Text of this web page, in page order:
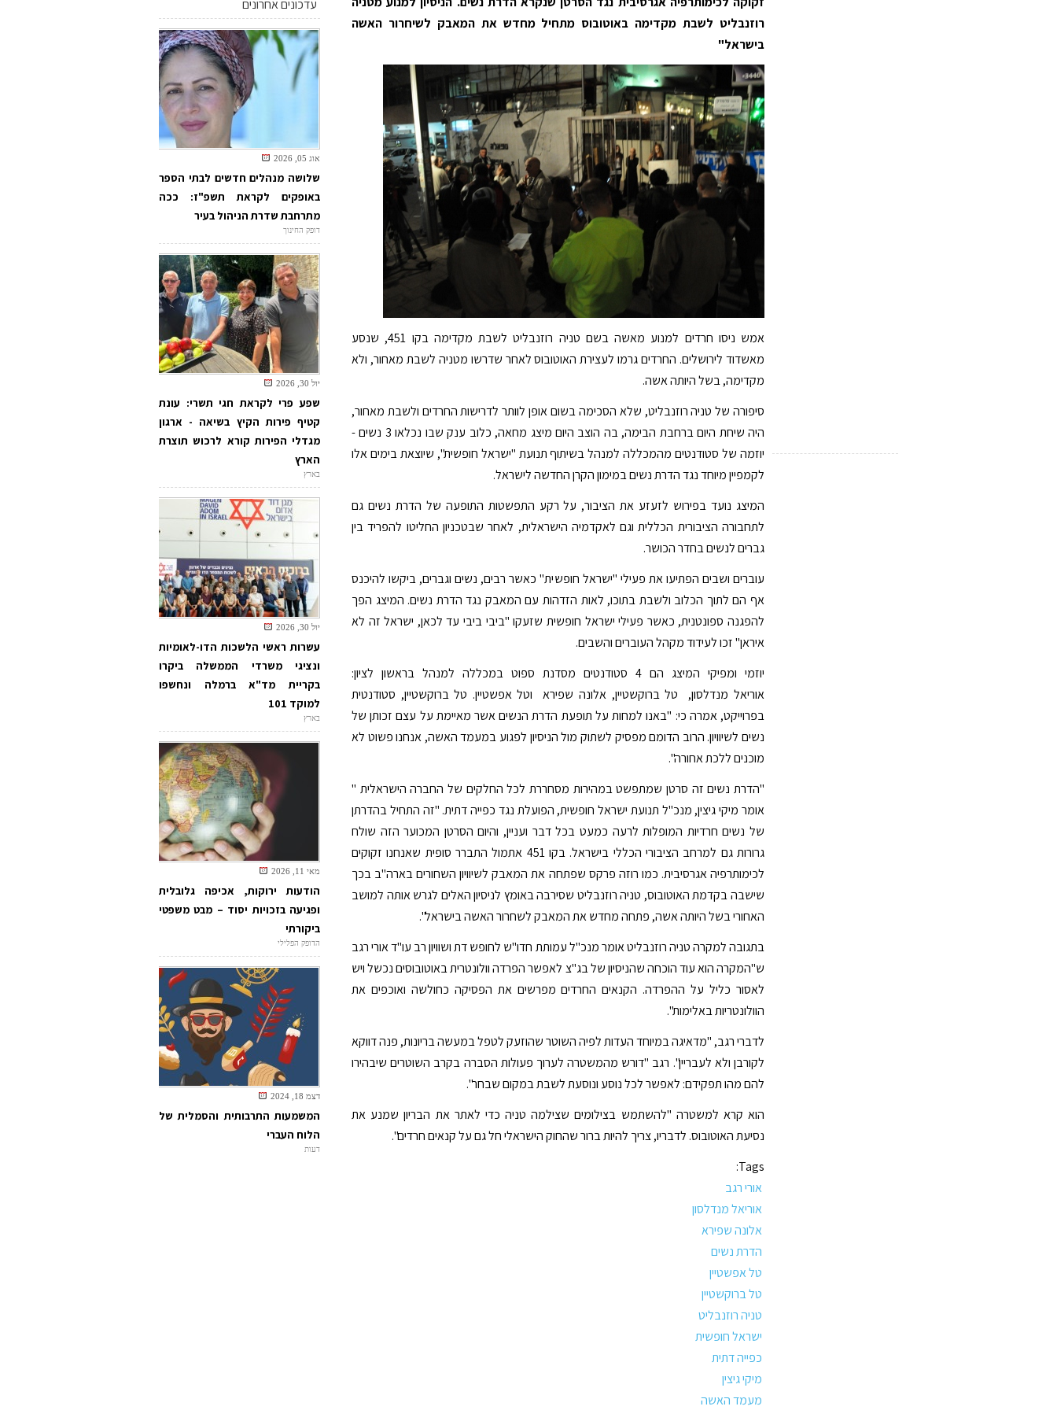
רוזנבליט לשבת מקדימה באוטובוס מתחיל מחדש את המאבק לשיחרור האשה
בישראל"
אמש ניסו חרדים למנוע מאשה בשם טניה רוזנבליט לשבת מקדימה בקו 451, שנסע
מאשדוד לירושלים. החרדים גרמו לעצירת האוטובוס לאחר שדרשו מטניה לשבת מאחור, ולא
מקדימה, בשל היותה אשה.
סיפורה של טניה רוזנבליט, שלא הסכימה בשום אופן לוותר לדרישות החרדים ולשבת מאחור,
היה שיחת היום ברחבת הבימה, בה הוצב היום מיצג מחאה, כלוב ענק שבו נכלאו 3 נשים -
יוזמה של סטודנטים מהמכללה למנהל בשיתוף תנועת "ישראל חופשית", שיוצאת בימים אלו
לקמפיין מיוחד נגד הדרת נשים במימון הקרן החדשה לישראל.
המיצג נועד בפירוש לזעזע את הציבור, על רקע התפשטות התופעה של הדרת נשים גם
לתחבורה הציבורית הכללית וגם לאקדמיה הישראלית, לאחר שבטכניון החליטו להפריד בין
גברים לנשים בחדר הכושר.
עוברים ושבים הפתיעו את פעילי "ישראל חופשית" כאשר רבים, נשים וגברים, ביקשו להיכנס
אף הם לתוך הכלוב ולשבת בתוכו, לאות הזדהות עם המאבק נגד הדרת נשים. המיצג הפך
להפגנה ספונטנית, כאשר פעילי ישראל חופשית שזעקו "ביבי ביבי עד לכאן, ישראל זה לא
איראן" זכו לעידוד מקהל העוברים והשבים.
יוזמי ומפיקי המיצג הם 4 סטודנטים מסדנת ספוט במכללה למנהל בראשון לציון:
אוריאל מנדלסון, טל ברוקשטיין, אלונה שפירא וטל אפשטיין. טל ברוקשטיין, סטודנטית
בפרוייקט, אמרה כי: "באנו למחות על תופעת הדרת הנשים אשר מאיימת על עצם זכותן של
נשים לשיוויון. הרוב הדומם מפסיק לשתוק מול הניסיון לפגוע במעמד האשה, אנחנו פשוט לא
מוכנים ללכת אחורה".
"הדרת נשים זה סרטן שמתפשט במהירות מסחררת לכל החלקים של החברה הישראלית "
אומר מיקי גיצין, מנכ"ל תנועת ישראל חופשית, הפועלת נגד כפייה דתית. "זה התחיל בהדרתן
של נשים חרדיות המופלות לרעה כמעט בכל דבר ועניין, והיום הסרטן המכוער הזה שולח
גרורות גם למרחב הציבורי הכללי בישראל. בקו 451 אתמול התברר סופית שאנחנו זקוקים
לכימותרפיה אגרסיבית. כמו רוזה פרקס שפתחה את המאבק לשיוויון השחורים בארה"ב בכך
שישבה בקדמת האוטובוס, טניה רוזנבליט שסירבה באומץ לניסיון האלים לגרש אותה למושב
האחורי בשל היותה אשה, פתחה מחדש את המאבק לשחרור האשה בישראל".
בתגובה למקרה טניה רוזנבליט אומר מנכ"ל עמותת חדו"ש לחופש דת ושוויון רב עו"ד אורי רגב
ש"המקרה הוא עוד הוכחה שהניסיון של בג"צ לאפשר הפרדה וולונטרית באוטובוסים נכשל ויש
לאסור כליל על ההפרדה. הקנאים החרדים מפרשים את הפסיקה כחולשה ואוכפים את
הוולונטריות באלימות".
לדברי רגב, "מדאיגה במיוחד העדות לפיה השוטר שהוזעק לטפל במעשה בריונות, פנה דווקא
לקורבן ולא לעבריין". רגב "דורש מהמשטרה לערוך פעולות הסברה בקרב השוטרים שיבהירו
להם מהו תפקידם: לאפשר לכל נוסע ונוסעת לשבת במקום שבחר".
הוא קרא למשטרה "להשתמש בצילומים שצילמה טניה כדי לאתר את הבריון שמנע את
נסיעת האוטובוס. לדבריו, צריך להיות ברור שהחוק הישראלי חל גם על קנאים חרדים".
Tags:
אורי רגב
אוריאל מנדלסון
אלונה שפירא
הדרת נשים
טל אפשטיין
טל ברוקשטיין
טניה רוזנבליט
ישראל חופשית
כפייה דתית
מיקי גיצין
מעמד האשה
עדכונים אחרונים
אוג 05, 2026
שלושה מנהלים חדשים לבתי הספר
באופקים לקראת תשפ"ז: ככה
מתרחבת שדרת הניהול בעיר
דופק החינוך
יול 30, 2026
שפע פרי לקראת חגי תשרי: עונת
קטיף פירות הקיץ בשיאה - ארגון
מגדלי הפירות קורא לרכוש תוצרת
הארץ
בארץ
יול 30, 2026
עשרות ראשי הלשכות הדו-לאומיות
ונציגי משרדי הממשלה ביקרו
בקריית מד"א ברמלה ונחשפו
למוקד 101
בארץ
מאי 11, 2026
הודעות ירוקות, אכיפה גלובלית
ופגיעה בזכויות יסוד – מבט משפטי
ביקורתי
הדופק הפלילי
דצמ 18, 2024
המשמעות התרבותית והסמלית של
הלוח העברי
דעות